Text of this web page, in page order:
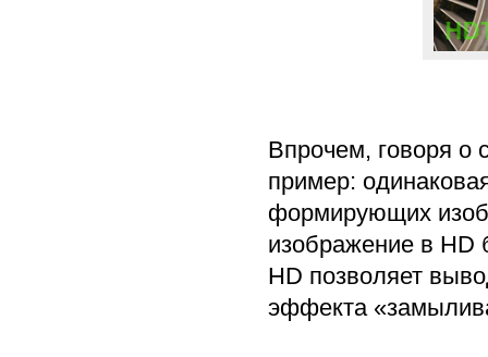
Впрочем, говоря о
пример:
формирующих
изображение в HD
HD позволяет
эффекта